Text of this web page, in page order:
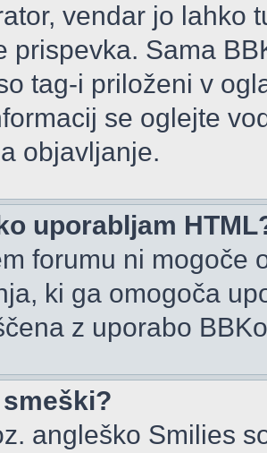
vendar jo lahko
prispevka. Sama
tag-i priloženi v
se oglejte
objavljanje.
uporabljam
forumu ni mogoče
ki ga omogoča
z uporabo
angleško Smilies